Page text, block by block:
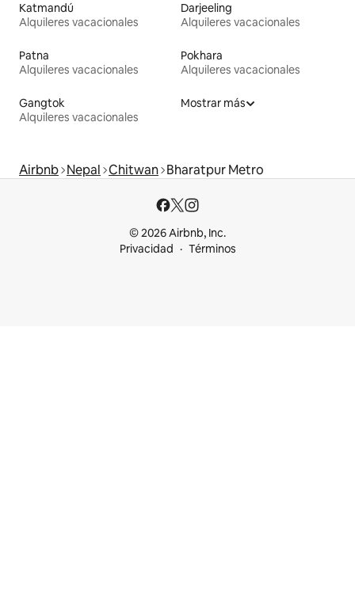
Katmandú
Alquileres vacacionales
Darjeeling
Alquileres vacacionales
Patna
Alquileres vacacionales
Pokhara
Alquileres vacacionales
Gangtok
Alquileres vacacionales
Mostrar más
Airbnb Nepal Chitwan Bharatpur Metro
© 2026 Airbnb, Inc.
Privacidad
Términos